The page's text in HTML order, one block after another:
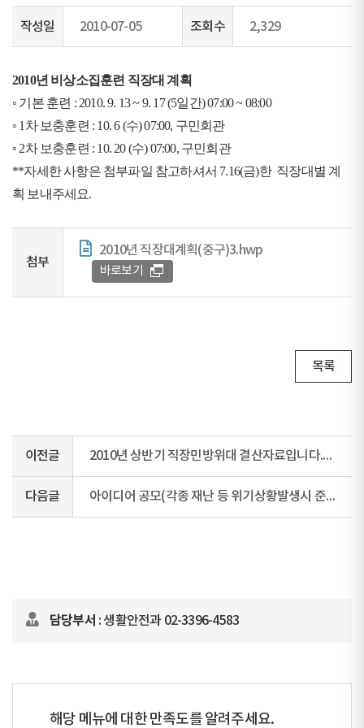
작성일 2010-07-05 조회수 2,329
2010년 비상소집훈련 직장대 계획
◦ 기본 훈련 : 2010. 9. 13 ~ 9. 17 (5일간) 07:00 ~ 08:00
◦ 1차 보충훈련 : 10. 6 (수) 07:00, 구민회관
◦ 2차 보충훈련 : 10. 20 (수) 07:00, 구민회관
**자세한 사항은 첨부파일 참고하셔서 7.16(금)한 직장대별 계
획 보내주세요.
첨부
2010년 직장대계획(중구)3.hwp
바로보기
목록
이전글 2010년 상반기 직장민방위대 결산자료입니다.(직장대필독)
다음글 아이디어 공모(각종 재난 등 위기상황발생시 준비태세 및 시민대응요령
담당부서 : 생활안전과 02-3396-4583
해당 메뉴에 대한 만족도를 알려주세요.